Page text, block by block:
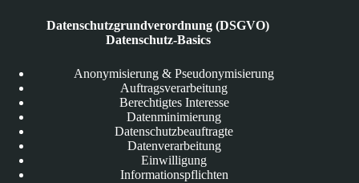
Datenschutzgrundverordnung (DSGVO)
Datenschutz-Basics
Anonymisierung & Pseudonymisierung
Auftragsverarbeitung
Berechtigtes Interesse
Datenminimierung
Datenschutzbeauftragte
Datenverarbeitung
Einwilligung
Informationspflichten